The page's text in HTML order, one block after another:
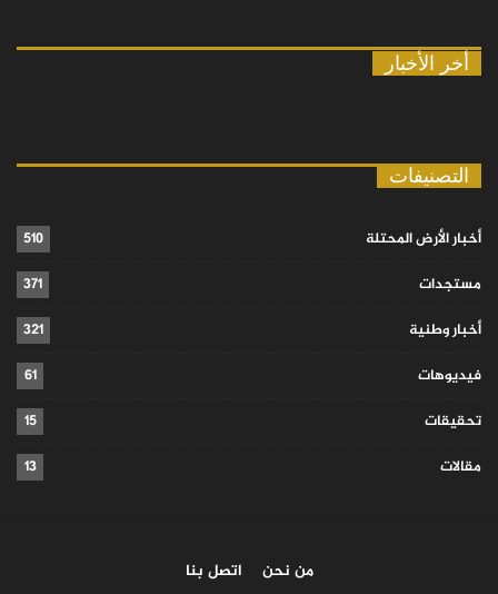
أخر الأخبار
التصنيفات
أخبار الأرض المحتلة
510
مستجدات
371
أخبار وطنية
321
فيديوهات
61
تحقيقات
15
مقالات
13
من نحن اتصل بنا